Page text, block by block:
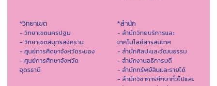
*วิทยาเขต
- วิทยาเขตนครปฐม
- วิทยาเขตสมุทรสงคราม
- ศูนย์การศึดษาจังหวัดระนอง
- ศูนย์การศึกษาจังหวัด
อุดรธานี
*สำนัก
- สำนักวิทยบริการและ
เทคโนโลยีสารสนเทศ
- สํานักศิลปะและวัฒนธรรม
- สำนักงานอธิการบดี
- สำนักทรัพย์สินและรายได้
- สำนักวิชาการศึกษาทั่วไปและ